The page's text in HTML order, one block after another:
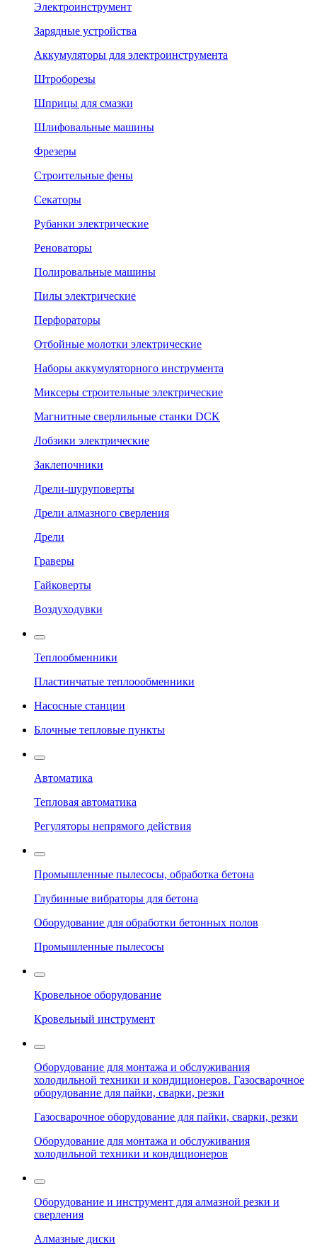
Электроинструмент
Зарядные устройства
Аккумуляторы для электроинструмента
Штроборезы
Шприцы для смазки
Шлифовальные машины
Фрезеры
Строительные фены
Секаторы
Рубанки электрические
Реноваторы
Полировальные машины
Пилы электрические
Перфораторы
Отбойные молотки электрические
Наборы аккумуляторного инструмента
Миксеры строительные электрические
Магнитные сверлильные станки DCK
Лобзики электрические
Заклепочники
Дрели-шуруповерты
Дрели алмазного сверления
Дрели
Граверы
Гайковерты
Воздуходувки
Теплообменники
Пластинчатые теплоообменники
Насосные станции
Блочные тепловые пункты
Автоматика
Тепловая автоматика
Регуляторы непрямого действия
Промышленные пылесосы, обработка бетона
Глубинные вибраторы для бетона
Оборудование для обработки бетонных полов
Промышленные пылесосы
Кровельное оборудование
Кровельный инструмент
Оборудование для монтажа и обслуживания
холодильной техники и кондиционеров. Газосварочное
оборудование для пайки, сварки, резки
Газосварочное оборудование для пайки, сварки, резки
Оборудование для монтажа и обслуживания
холодильной техники и кондиционеров
Оборудование и инструмент для алмазной резки и
сверления
Алмазные диски